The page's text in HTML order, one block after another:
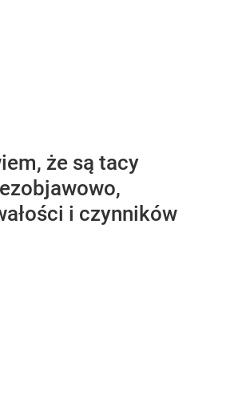
że są tacy
i czynników